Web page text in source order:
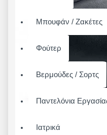
Μπουφάν / Ζακέτες
Φούτερ
Βερμούδες / Σορτς
Παντελόνια
Ιατρικά